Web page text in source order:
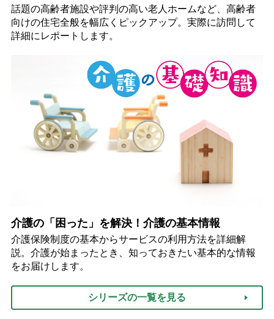
話題の高齢者施設や評判の高い老人ホームなど、高齢者
向けの住宅全般を幅広くピックアップ。実際に訪問して
詳細にレポートします。
介護の「困った」を解決！介護の基本情報
介護保険制度の基本からサービスの利用方法を詳細解
説。介護が始まったとき、知っておきたい基本的な情報
をお届けします。
シリーズの一覧を見る